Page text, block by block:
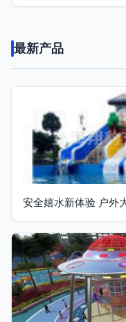
最新产品
安全嬉水新体验 户外